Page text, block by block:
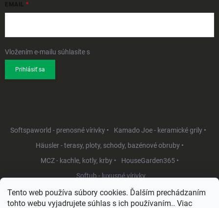
Tento web používa súbory cookies. Ďalším prechádzaním
tohto webu vyjadrujete súhlas s ich používaním.. Viac
EMAIL
Vložením e-mailu súhlasíte s
Prihlásiť sa
Softspaworld - prenosné vírivky •
Kamado Joe - keramické grily •
Häusler - terasy, ploty, schody, bazénové obruby •
MCZ - kachle, kotly, krby •
HouseGarden365 •
Softub - luxusné vírivky